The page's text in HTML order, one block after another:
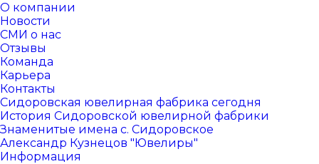
О компании
Новости
СМИ о нас
Отзывы
Команда
Карьера
Контакты
Сидоровская ювелирная фабрика сегодня
История Сидоровской ювелирной фабрики
Знаменитые имена с. Сидоровское
Александр Кузнецов "Ювелиры"
Информация